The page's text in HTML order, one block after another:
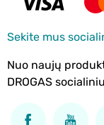
Sekite mus
Nuo naujų
DROGAS